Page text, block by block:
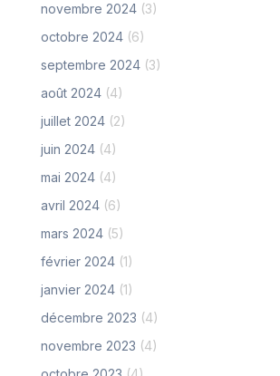
novembre 2024 (3)
octobre 2024 (6)
septembre 2024 (3)
août 2024 (4)
juillet 2024 (2)
juin 2024 (4)
mai 2024 (4)
avril 2024 (6)
mars 2024 (5)
février 2024 (1)
janvier 2024 (1)
décembre 2023 (4)
novembre 2023 (4)